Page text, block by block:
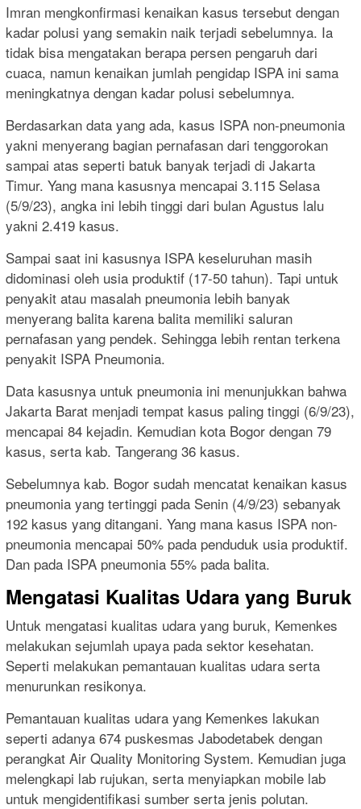
Imran mengkonfirmasi kenaikan kasus tersebut dengan
kadar polusi yang semakin naik terjadi sebelumnya. Ia
tidak bisa mengatakan berapa persen pengaruh dari
cuaca, namun kenaikan jumlah pengidap ISPA ini sama
meningkatnya dengan kadar polusi sebelumnya.
Berdasarkan data yang ada, kasus ISPA non-pneumonia
yakni menyerang bagian pernafasan dari tenggorokan
sampai atas seperti batuk banyak terjadi di Jakarta
Timur. Yang mana kasusnya mencapai 3.115 Selasa
(5/9/23), angka ini lebih tinggi dari bulan Agustus lalu
yakni 2.419 kasus.
Sampai saat ini kasusnya ISPA keseluruhan masih
didominasi oleh usia produktif (17-50 tahun). Tapi untuk
penyakit atau masalah pneumonia lebih banyak
menyerang balita karena balita memiliki saluran
pernafasan yang pendek. Sehingga lebih rentan terkena
penyakit ISPA Pneumonia.
Data kasusnya untuk pneumonia ini menunjukkan bahwa
Jakarta Barat menjadi tempat kasus paling tinggi (6/9/23),
mencapai 84 kejadin. Kemudian kota Bogor dengan 79
kasus, serta kab. Tangerang 36 kasus.
Sebelumnya kab. Bogor sudah mencatat kenaikan kasus
pneumonia yang tertinggi pada Senin (4/9/23) sebanyak
192 kasus yang ditangani. Yang mana kasus ISPA non-
pneumonia mencapai 50% pada penduduk usia produktif.
Dan pada ISPA pneumonia 55% pada balita.
Mengatasi Kualitas Udara yang Buruk
Untuk mengatasi kualitas udara yang buruk, Kemenkes
melakukan sejumlah upaya pada sektor kesehatan.
Seperti melakukan pemantauan kualitas udara serta
menurunkan resikonya.
Pemantauan kualitas udara yang Kemenkes lakukan
seperti adanya 674 puskesmas Jabodetabek dengan
perangkat Air Quality Monitoring System. Kemudian juga
melengkapi lab rujukan, serta menyiapkan mobile lab
untuk mengidentifikasi sumber serta jenis polutan.